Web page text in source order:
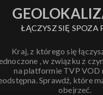
ŁĄCZYSZ SIĘ SPOZA
Kraj, z którego się
, w związku z
na platformie TVP VOD
Sprawdź, które
obejrzeć.